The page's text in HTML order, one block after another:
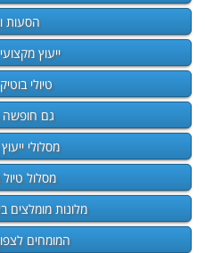
הסעות
ייעוץ מקצועי
טיולי
גם חופשה
מסלולי
מסלול
מלונות
המומחים